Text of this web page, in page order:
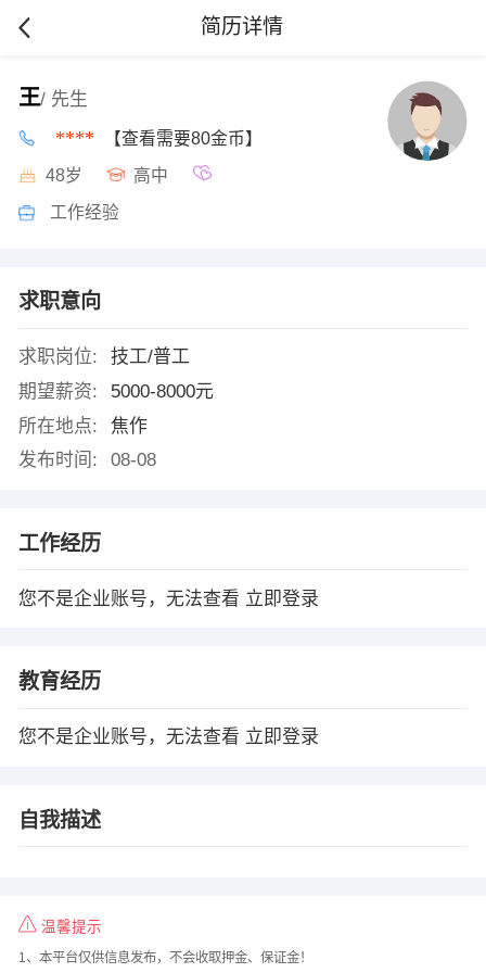
简历详情
王/ 先生
**** 【查看需要80金币】
48岁 高中
工作经验
求职意向
求职岗位:
技工/普工
期望薪资:
5000-8000元
所在地点:
焦作
发布时间:
08-08
工作经历
您不是企业账号，无法查看 立即登录
教育经历
您不是企业账号，无法查看 立即登录
自我描述
温馨提示
1、本平台仅供信息发布，不会收取押金、保证金！